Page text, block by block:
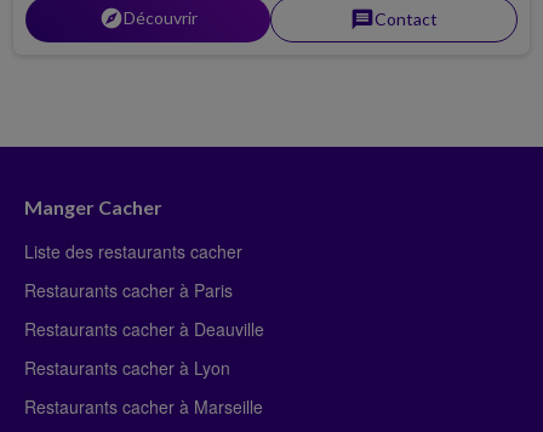
explorerDécouvrir messageContact
Manger Cacher
Liste des restaurants cacher
Restaurants cacher à Paris
Restaurants cacher à Deauville
Restaurants cacher à Lyon
Restaurants cacher à Marseille